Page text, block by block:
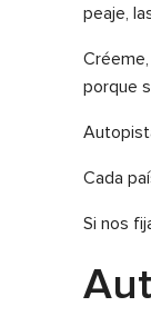
peaje,
porque
Cada
Si nos